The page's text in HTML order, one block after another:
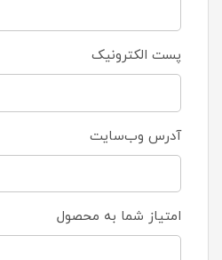
پست الکترونیک
آدرس وب‌سایت
امتیاز شما به محصول